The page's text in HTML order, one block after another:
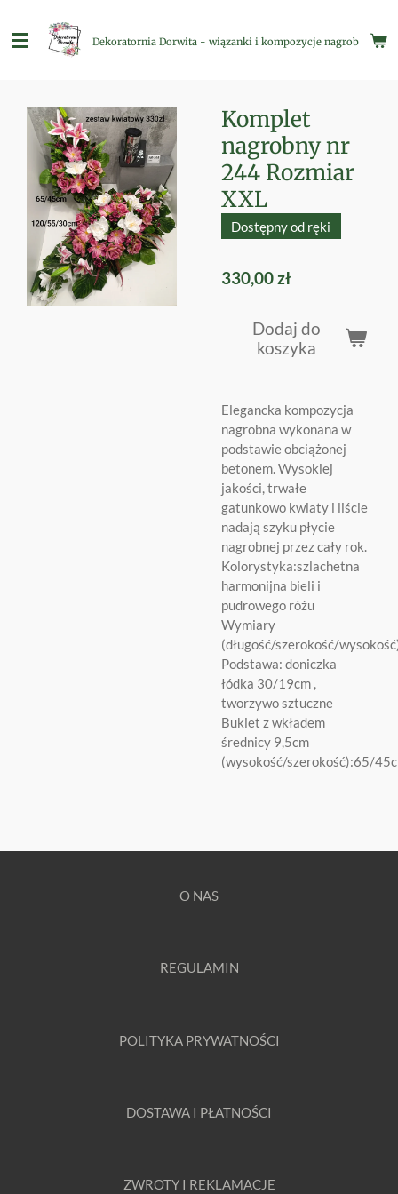
do
głównej
Dekoratornia Dorwita - wiązanki i kompozycje nagrobne
Komplet
nagrobny nr
244 Rozmiar
XXL
Dostępny od ręki
330,00 zł
Dodaj do
koszyka
Elegancka kompozycja
nagrobna wykonana w
podstawie obciążonej
betonem. Wysokiej
jakości, trwałe
gatunkowo kwiaty i liście
nadają szyku płycie
nagrobnej przez cały rok.
Kolorystyka:szlachetna
harmonijna bieli i
pudrowego różu
Wymiary
(długość/szerokość/
Podstawa: doniczka
łódka 30/19cm ,
tworzywo sztuczne
Bukiet z wkładem
średnicy 9,5cm
(wysokość/szerokość):65/
O NAS
REGULAMIN
POLITYKA PRYWATNOŚCI
DOSTAWA I PŁATNOŚCI
ZWROTY I REKLAMACJE